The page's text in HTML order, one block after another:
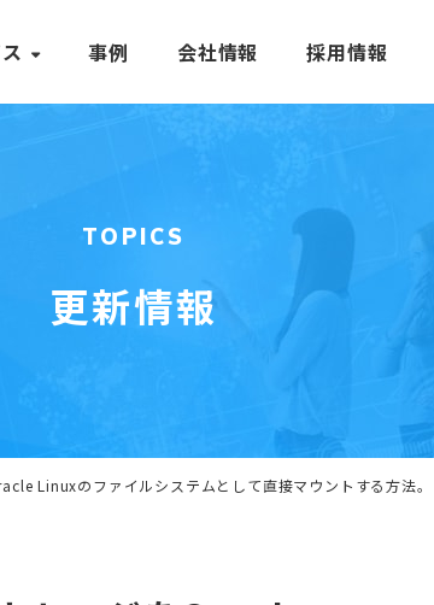
事例 会社情報 採用情報
TOPICS
更新情報
Linuxのファイルシステムとして直接マウントする方法。